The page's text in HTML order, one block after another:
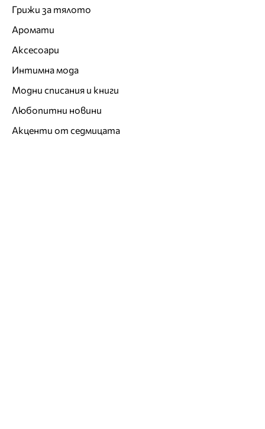
Грижи за тялото
Аромати
Аксесоари
Интимна мода
Модни списания и книги
Любопитни новини
Акценти от седмицата